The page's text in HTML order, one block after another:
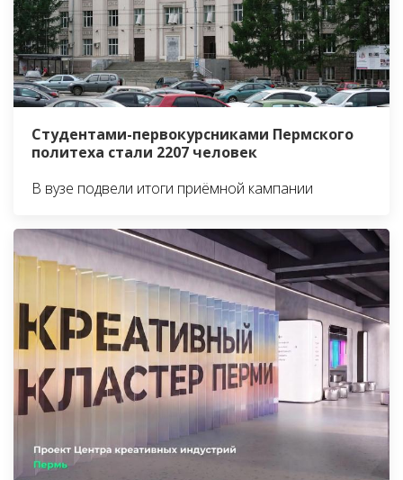
Студентами-первокурсниками Пермского
политеха стали 2207 человек
В вузе подвели итоги приёмной кампании